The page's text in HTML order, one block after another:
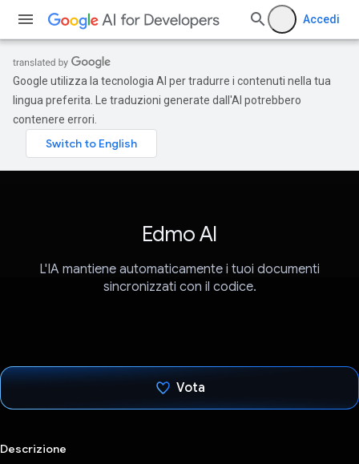
Accedi
Google utilizza la tecnologia AI per tradurre i contenuti nella tua
lingua preferita. Le traduzioni generate dall'AI potrebbero
contenere errori.
Edmo AI
L'IA mantiene automaticamente i tuoi documenti
sincronizzati con il codice.
Vota
Descrizione